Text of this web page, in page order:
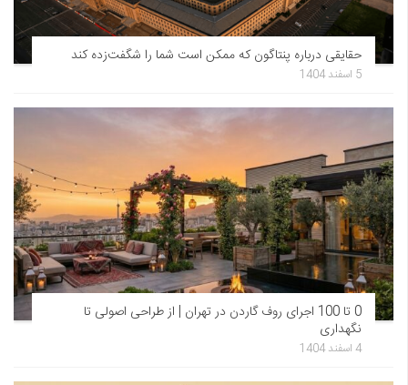
حقایقی درباره پنتاگون که ممکن است شما را شگفت‌زده کند
5 اسفند 1404
0 تا 100 اجرای روف گاردن در تهران | از طراحی اصولی تا
نگهداری
4 اسفند 1404